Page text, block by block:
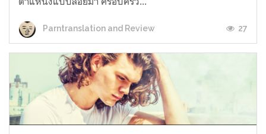
Parntranslation and Review 27